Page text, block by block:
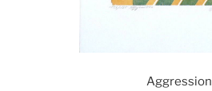
Aggression